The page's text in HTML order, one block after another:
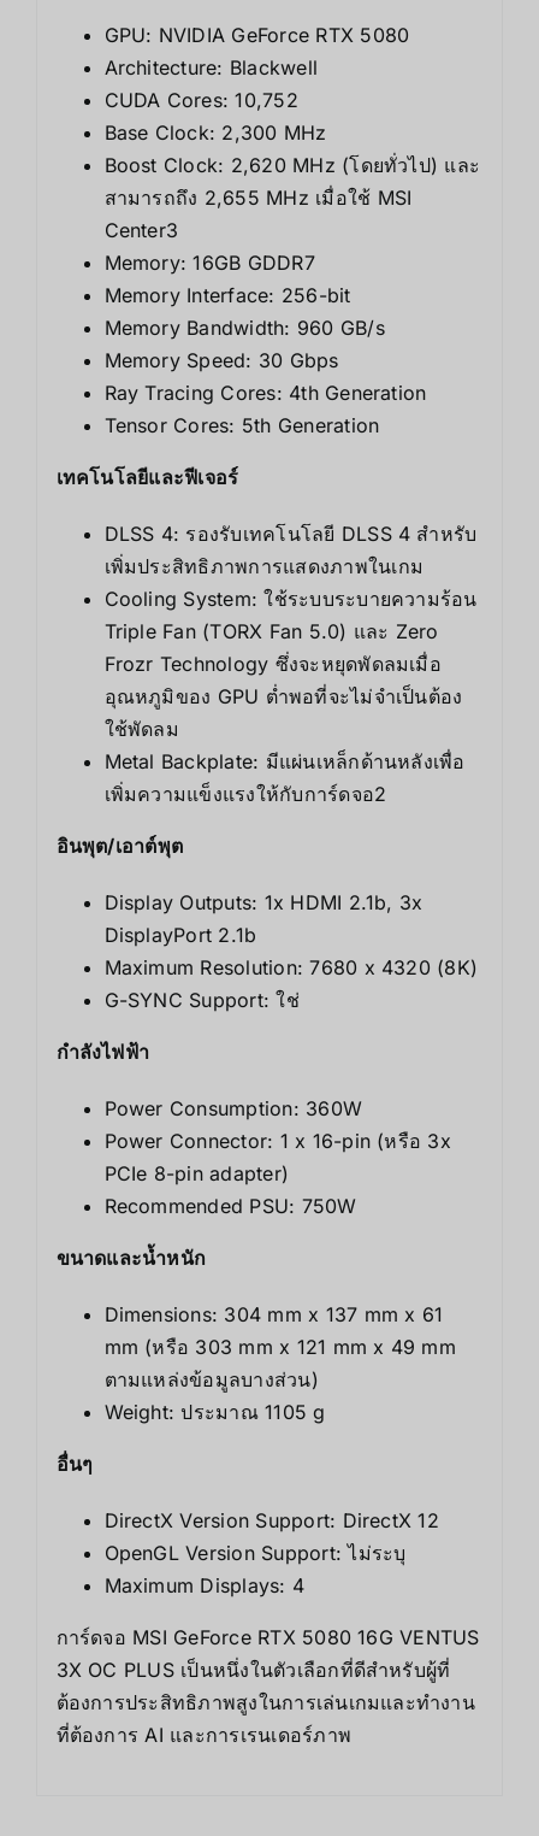
GPU: NVIDIA GeForce RTX 5080
Architecture: Blackwell
CUDA Cores: 10,752
Base Clock: 2,300 MHz
Boost Clock: 2,620 MHz (โดยทั่วไป) และ
สามารถถึง 2,655 MHz เมื่อใช้ MSI
Center3
Memory: 16GB GDDR7
Memory Interface: 256-bit
Memory Bandwidth: 960 GB/s
Memory Speed: 30 Gbps
Ray Tracing Cores: 4th Generation
Tensor Cores: 5th Generation
เทคโนโลยีและฟีเจอร์
DLSS 4: รองรับเทคโนโลยี DLSS 4 สำหรับ
เพิ่มประสิทธิภาพการแสดงภาพในเกม
Cooling System: ใช้ระบบระบายความร้อน
Triple Fan (TORX Fan 5.0) และ Zero
Frozr Technology ซึ่งจะหยุดพัดลมเมื่อ
อุณหภูมิของ GPU ต่ำพอที่จะไม่จำเป็นต้อง
ใช้พัดลม
Metal Backplate: มีแผ่นเหล็กด้านหลังเพื่อ
เพิ่มความแข็งแรงให้กับการ์ดจอ2
อินพุต/เอาต์พุต
Display Outputs: 1x HDMI 2.1b, 3x
DisplayPort 2.1b
Maximum Resolution: 7680 x 4320 (8K)
G-SYNC Support: ใช่
กำลังไฟฟ้า
Power Consumption: 360W
Power Connector: 1 x 16-pin (หรือ 3x
PCIe 8-pin adapter)
Recommended PSU: 750W
ขนาดและน้ำหนัก
Dimensions: 304 mm x 137 mm x 61
mm (หรือ 303 mm x 121 mm x 49 mm
ตามแหล่งข้อมูลบางส่วน)
Weight: ประมาณ 1105 g
อื่นๆ
DirectX Version Support: DirectX 12
OpenGL Version Support: ไม่ระบุ
Maximum Displays: 4
การ์ดจอ MSI GeForce RTX 5080 16G VENTUS
3X OC PLUS เป็นหนึ่งในตัวเลือกที่ดีสำหรับผู้ที่
ต้องการประสิทธิภาพสูงในการเล่นเกมและทำงาน
ที่ต้องการ AI และการเรนเดอร์ภาพ